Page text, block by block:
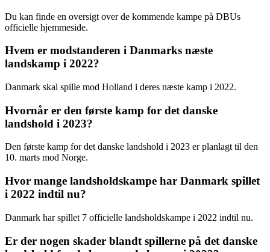
Du kan finde en oversigt over de kommende kampe på DBUs
officielle hjemmeside.
Hvem er modstanderen i Danmarks næste
landskamp i 2022?
Danmark skal spille mod Holland i deres næste kamp i 2022.
Hvornår er den første kamp for det danske
landshold i 2023?
Den første kamp for det danske landshold i 2023 er planlagt til den
10. marts mod Norge.
Hvor mange landsholdskampe har Danmark spillet
i 2022 indtil nu?
Danmark har spillet 7 officielle landsholdskampe i 2022 indtil nu.
Er der nogen skader blandt spillerne på det danske